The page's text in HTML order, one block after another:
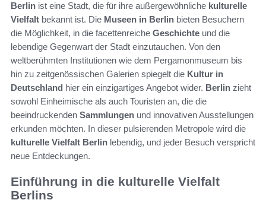
Berlin ist eine Stadt, die für ihre außergewöhnliche kulturelle
Vielfalt bekannt ist. Die Museen in Berlin bieten Besuchern
die Möglichkeit, in die facettenreiche Geschichte und die
lebendige Gegenwart der Stadt einzutauchen. Von den
weltberühmten Institutionen wie dem Pergamonmuseum bis
hin zu zeitgenössischen Galerien spiegelt die Kultur in
Deutschland hier ein einzigartiges Angebot wider. Berlin zieht
sowohl Einheimische als auch Touristen an, die die
beeindruckenden Sammlungen und innovativen Ausstellungen
erkunden möchten. In dieser pulsierenden Metropole wird die
kulturelle Vielfalt Berlin lebendig, und jeder Besuch verspricht
neue Entdeckungen.
Einführung in die kulturelle Vielfalt
Berlins